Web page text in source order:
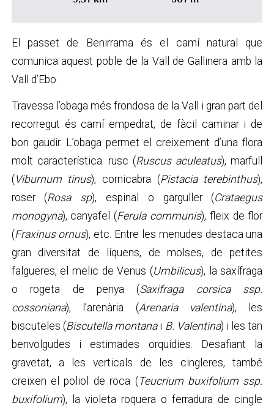
El passet de Benirrama és el camí natural que
comunica aquest poble de la Vall de Gallinera amb la
Vall d’Ebo.
Travessa l’obaga més frondosa de la Vall i gran part del
recorregut és camí empedrat, de fàcil caminar i de
bon gaudir. L’obaga permet el creixement d’una flora
molt característica: rusc (Ruscus aculeatus), marfull
( Viburnum tinus), cornicabra (Pistacia terebinthus),
roser (Rosa sp), espinal o garguller (Crataegus
monogyna), canyafel (Ferula communis), fleix de flor
(Fraxinus ornus), etc. Entre les menudes destaca una
gran diversitat de líquens, de molses, de petites
falgueres, el melic de Venus (Umbilicus), la saxífraga
o rogeta de penya (Saxifraga corsica ssp.
cossoniana), l’arenària (Arenaria valentina), les
biscuteles (Biscutella montanai B. Valentina) i les tan
benvolgudes i estimades orquídies. Desafiant la
gravetat, a les verticals de les cingleres, també
creixen el poliol de roca ( Teucrium buxifolium ssp.
buxifolium), la violeta roquera o ferradura de cingle